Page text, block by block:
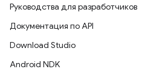
Руководства для разработчиков
Документация по API
Download Studio
Android NDK